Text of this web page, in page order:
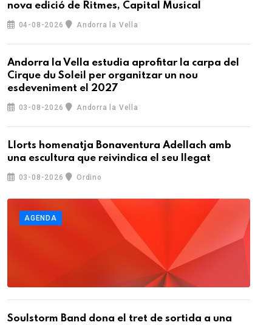
nova edició de Ritmes, Capital Musical
04-08-2026 Andorra la Vella
Andorra la Vella estudia aprofitar la carpa del
Cirque du Soleil per organitzar un nou
esdeveniment el 2027
03-08-2026 Andorra la Vella
Llorts homenatja Bonaventura Adellach amb
una escultura que reivindica el seu llegat
03-08-2026 Ordino
AGENDA
Soulstorm Band dona el tret de sortida a una